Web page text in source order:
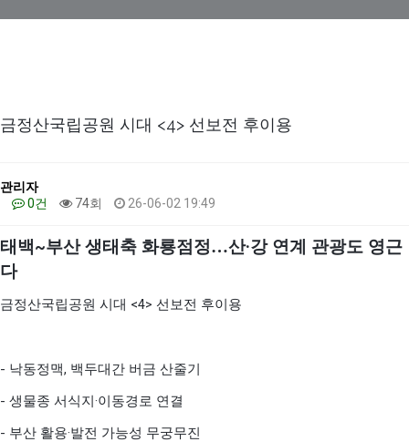
금정산국립공원 시대 <4> 선보전 후이용
관리자
0건
74회 26-06-02 19:49
태백~부산 생태축 화룡점정…산·강 연계 관광도 영근
다
금정산국립공원 시대 <4> 선보전 후이용
- 낙동정맥, 백두대간 버금 산줄기
- 생물종 서식지 ·이동경로 연결
- 부산 활용·발전 가능성 무궁무진